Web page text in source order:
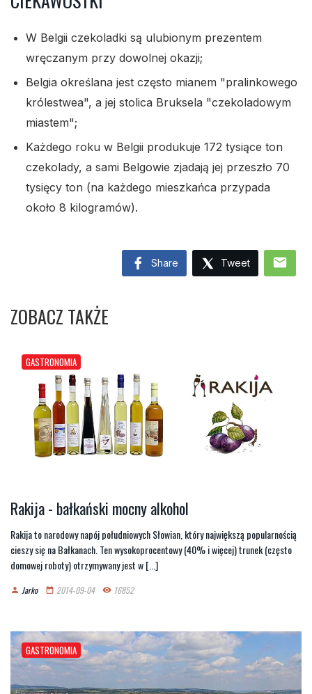
W Belgii czekoladki są ulubionym prezentem
wręczanym przy dowolnej okazji;
Belgia określana jest często mianem "pralinkowego
królestwea", a jej stolica Bruksela "czekoladowym
miastem";
Każdego roku w Belgii produkuje 172 tysiące ton
czekolady, a sami Belgowie zjadają jej przeszło 70
tysięcy ton (na każdego mieszkańca przypada
około 8 kilogramów).
Share Tweet mail
ZOBACZ TAKŻE
GASTRONOMIA
Rakija - bałkański mocny alkohol
Rakija to narodowy napój południowych Słowian, który największą popularnością
cieszy się na Bałkanach. Ten wysokoprocentowy (40% i więcej) trunek (często
domowej roboty) otrzymywany jest w [...]
person Jarko date_range 2014-09-04 remove_red_eye 16852
GASTRONOMIA